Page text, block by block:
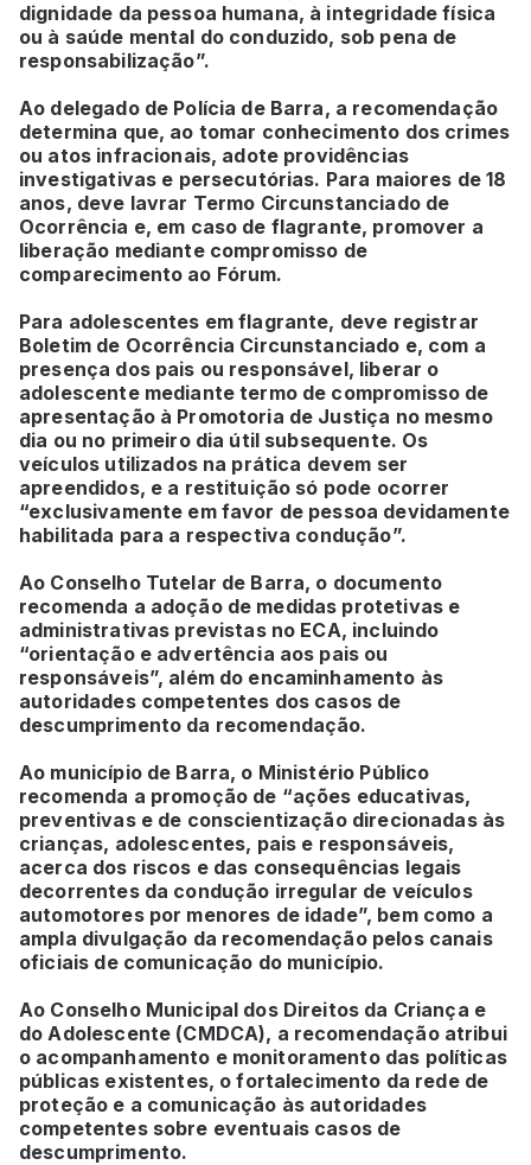
dignidade da pessoa humana, à integridade física
ou à saúde mental do conduzido, sob pena de
responsabilização”.
Ao delegado de Polícia de Barra, a recomendação
determina que, ao tomar conhecimento dos crimes
ou atos infracionais, adote providências
investigativas e persecutórias. Para maiores de 18
anos, deve lavrar Termo Circunstanciado de
Ocorrência e, em caso de flagrante, promover a
liberação mediante compromisso de
comparecimento ao Fórum.
Para adolescentes em flagrante, deve registrar
Boletim de Ocorrência Circunstanciado e, com a
presença dos pais ou responsável, liberar o
adolescente mediante termo de compromisso de
apresentação à Promotoria de Justiça no mesmo
dia ou no primeiro dia útil subsequente. Os
veículos utilizados na prática devem ser
apreendidos, e a restituição só pode ocorrer
“exclusivamente em favor de pessoa devidamente
habilitada para a respectiva condução”.
Ao Conselho Tutelar de Barra, o documento
recomenda a adoção de medidas protetivas e
administrativas previstas no ECA, incluindo
“orientação e advertência aos pais ou
responsáveis”, além do encaminhamento às
autoridades competentes dos casos de
descumprimento da recomendação.
Ao município de Barra, o Ministério Público
recomenda a promoção de “ações educativas,
preventivas e de conscientização direcionadas às
crianças, adolescentes, pais e responsáveis,
acerca dos riscos e das consequências legais
decorrentes da condução irregular de veículos
automotores por menores de idade”, bem como a
ampla divulgação da recomendação pelos canais
oficiais de comunicação do município.
Ao Conselho Municipal dos Direitos da Criança e
do Adolescente (CMDCA), a recomendação atribui
o acompanhamento e monitoramento das políticas
públicas existentes, o fortalecimento da rede de
proteção e a comunicação às autoridades
competentes sobre eventuais casos de
descumprimento.